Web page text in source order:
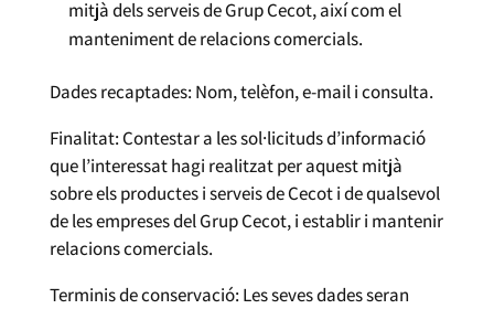
mitjà dels serveis de Grup Cecot, així com el
manteniment de relacions comercials.
Dades recaptades: Nom, telèfon, e-mail i consulta.
Finalitat: Contestar a les sol·licituds d’informació
que l’interessat hagi realitzat per aquest mitjà
sobre els productes i serveis de Cecot i de qualsevol
de les empreses del Grup Cecot, i establir i mantenir
relacions comercials.
Terminis de conservació: Les seves dades seran